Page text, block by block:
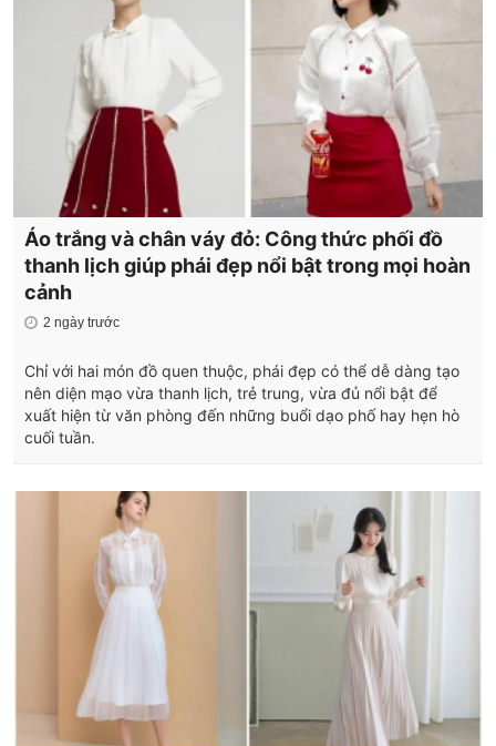
Áo trắng và chân váy đỏ: Công thức phối đồ
thanh lịch giúp phái đẹp nổi bật trong mọi hoàn
cảnh
2 ngày trước
Chỉ với hai món đồ quen thuộc, phái đẹp có thể dễ dàng tạo
nên diện mạo vừa thanh lịch, trẻ trung, vừa đủ nổi bật để
xuất hiện từ văn phòng đến những buổi dạo phố hay hẹn hò
cuối tuần.